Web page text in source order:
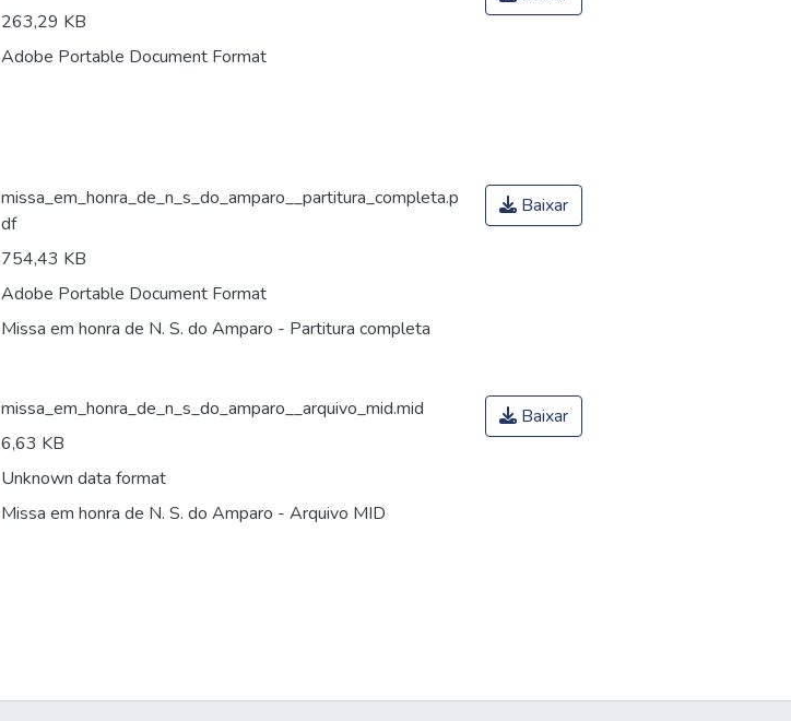
263,29 KB
Adobe Portable Document Format
missa_em_honra_de_n_s_do_amparo__partitura_completa.p
df
754,43 KB
Adobe Portable Document Format
Missa em honra de N. S. do Amparo - Partitura completa
Baixar
missa_em_honra_de_n_s_do_amparo__arquivo_mid.mid
6,63 KB
Unknown data format
Missa em honra de N. S. do Amparo - Arquivo MID
Baixar